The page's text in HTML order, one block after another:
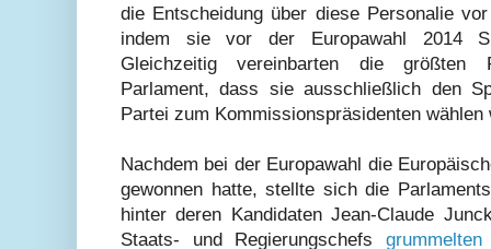
die Entscheidung über diese Personalie
indem sie vor der Europawahl 2014
Gleichzeitig vereinbarten die größten
Parlament, dass sie ausschließlich den
Partei zum Kommissionspräsidenten wählen
Nachdem bei der Europawahl die
gewonnen hatte, stellte sich die
hinter deren Kandidaten Jean-Claude
Staats- und Regierungschefs